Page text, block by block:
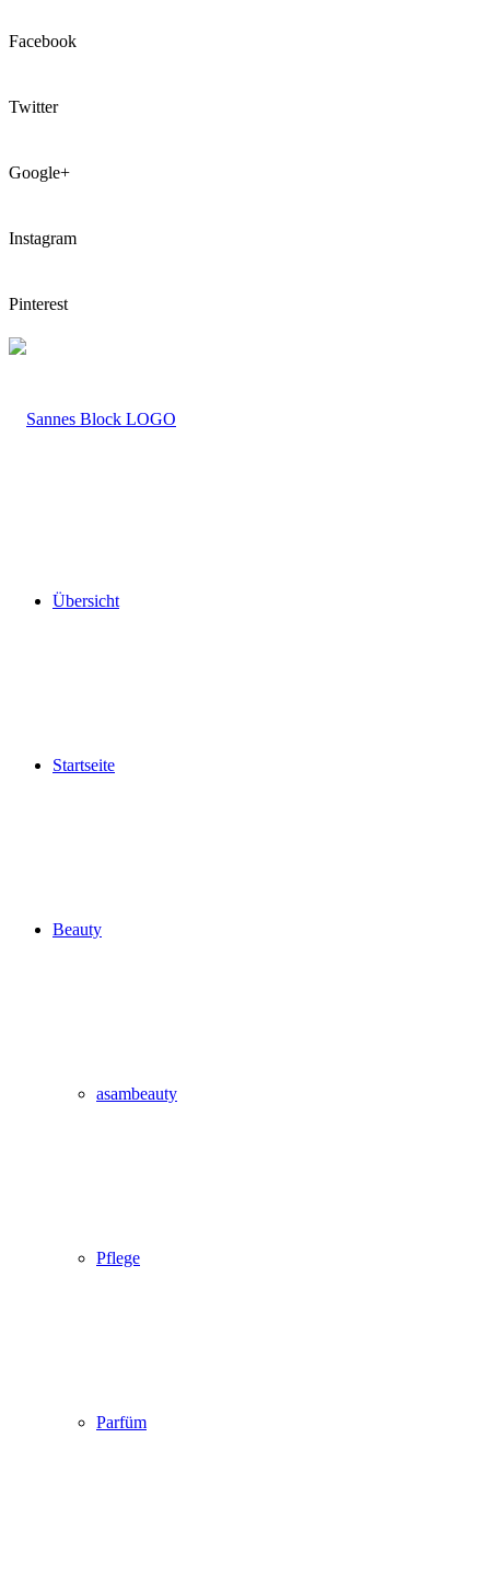
Facebook
Twitter
Google+
Instagram
Pinterest
LOGO
Übersicht
Startseite
Beauty
asambeauty
Pflege
Parfüm